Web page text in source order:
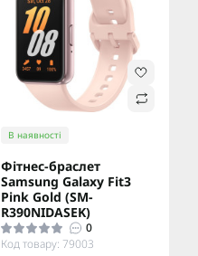
В наявності
Фітнес-браслет
Samsung Galaxy Fit3
Pink Gold (SM-
R390NIDASEK)
0
Код товару: 79003